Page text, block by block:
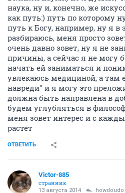
наука, ну и, конечно, же
как путь:) путь по которому
путь к Богу, например, ну я в
разбираюсь, меня просто
очень давно зовет, ну я не
причины, а сейчас я не могу
начать ей заниматься и
увлекаюсь медициной, а там
навреди" и я могу это
должна быть направлена в
будем углубляться в
меня зовет интерес и с
растет
ОТВЕТИТЬ
Victor-885
странник
13 августа 2014 howdoudo